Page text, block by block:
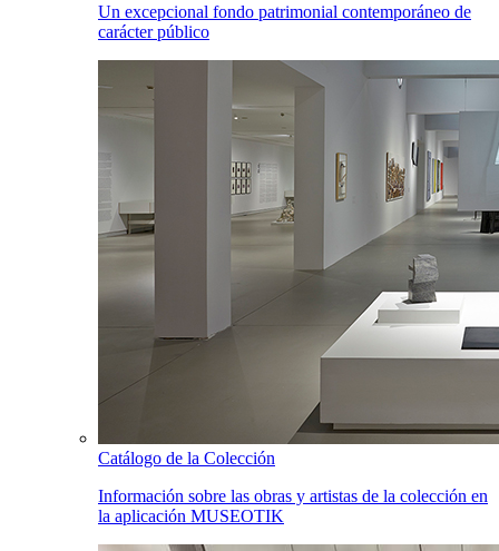
Un excepcional fondo patrimonial contemporáneo de
carácter público
Catálogo de la Colección
Información sobre las obras y artistas de la colección en
la aplicación MUSEOTIK